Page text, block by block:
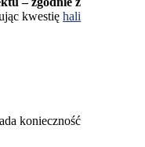
kwestię hali
konieczność